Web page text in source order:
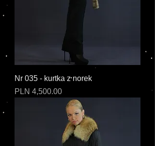
Nr 035 - kurtka z norek
Cena
PLN 4,500.00